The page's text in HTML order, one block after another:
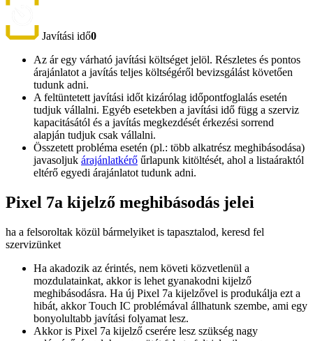
Javítási idő0
Az ár egy várható javítási költséget jelöl. Részletes és pontos
árajánlatot a javítás teljes költségéről bevizsgálást követően
tudunk adni.
A feltüntetett javítási időt kizárólag időpontfoglalás esetén
tudjuk vállalni. Egyéb esetekben a javítási idő függ a szerviz
kapacitásától és a javítás megkezdését érkezési sorrend
alapján tudjuk csak vállalni.
Összetett probléma esetén (pl.: több alkatrész meghibásodása)
javasoljuk árajánlatkérő űrlapunk kitöltését, ahol a listaáraktól
eltérő egyedi árajánlatot tudunk adni.
Pixel 7a kijelző meghibásodás jelei
ha a felsoroltak közül bármelyiket is tapasztalod, keresd fel
szervizünket
Ha akadozik az érintés, nem követi közvetlenül a
mozdulatainkat, akkor is lehet gyanakodni kijelző
meghibásodásra. Ha új Pixel 7a kijelzővel is produkálja ezt a
hibát, akkor Touch IC problémával állhatunk szembe, ami egy
bonyolultabb javítási folyamat lesz.
Akkor is Pixel 7a kijelző cserére lesz szükség nagy